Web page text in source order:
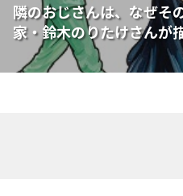
隣のおじさんは、なぜ
家・鈴木のりたけさんが